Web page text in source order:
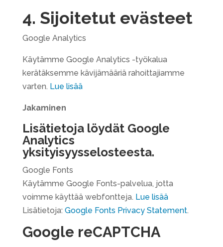
4. Sijoitetut evästeet
Google Analytics
Käytämme Google Analytics -työkalua
kerätäksemme kävijämääriä rahoittajiamme
varten. Lue lisää
Jakaminen
Lisätietoja löydät Google
Analytics
yksityisyysselosteesta.
Google Fonts
Käytämme Google Fonts-palvelua, jotta
voimme käyttää webfontteja. Lue lisää
Lisätietoja: Google Fonts Privacy Statement.
Google reCAPTCHA